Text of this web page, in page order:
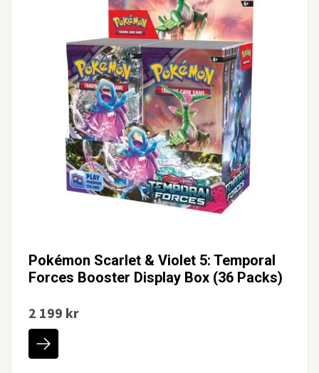
Pokémon Scarlet & Violet 5: Temporal
Forces Booster Display Box (36 Packs)
2 199 kr